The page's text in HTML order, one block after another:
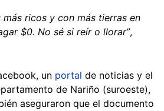
más ricos y con más tierras en
$0. No sé si reír o llorar”,
un portal de noticias y el
de Nariño (suroeste),
aseguraron que el documento